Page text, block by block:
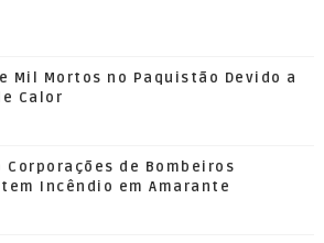
Mil Mortos no Paquistão Devido a
Calor
Corporações de Bombeiros
Incêndio em Amarante